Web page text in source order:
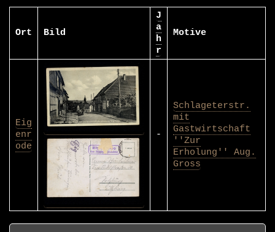
Ort Bild
J
a
h
r
Motive
Eig
enr
ode
-
Schlageterstr.
mit
Gastwirtschaft
''Zur
Erholung'' Aug.
Gross